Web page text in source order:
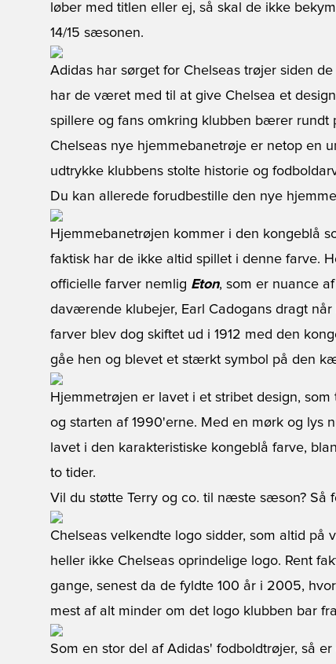
løber med titlen eller ej, så skal de ikke
14/15 sæsonen.
Adidas har sørget for Chelseas trøjer siden
har de været med til at give Chelsea et
spillere og fans omkring klubben bærer rundt
Chelseas nye hjemmebanetrøje er netop en
udtrykke klubbens stolte historie og
Du kan allerede forudbestille den nye
Hjemmebanetrøjen kommer i den kongeblå
faktisk har de ikke altid spillet i denne farve.
officielle farver nemlig Eton, som er nuance
daværende klubejer, Earl Cadogans dragt
farver blev dog skiftet ud i 1912 med den
gåe hen og blevet et stærkt symbol på den
Hjemmetrøjen er lavet i et stribet design,
og starten af 1990'erne. Med en mørk og lys
lavet i den karakteristiske kongeblå farve,
to tider.
Vil du støtte Terry og co. til næste sæson? Så
Chelseas velkendte logo sidder, som altid på
heller ikke Chelseas oprindelige logo. Rent
gange, senest da de fyldte 100 år i 2005,
mest af alt minder om det logo klubben bar
Som en stor del af Adidas' fodboldtrøjer, så